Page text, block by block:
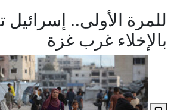
للمرة الأولى.. إسرائيل
بالإخلاء غرب غزة